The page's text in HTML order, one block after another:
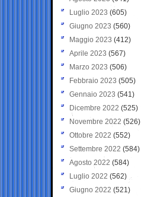
Luglio 2023 (605)
Giugno 2023 (560)
Maggio 2023 (412)
Aprile 2023 (567)
Marzo 2023 (506)
Febbraio 2023 (505)
Gennaio 2023 (541)
Dicembre 2022 (525)
Novembre 2022 (526)
Ottobre 2022 (552)
Settembre 2022 (584)
Agosto 2022 (584)
Luglio 2022 (562)
Giugno 2022 (521)